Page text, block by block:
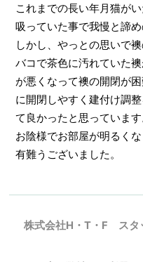
これまでの長い年月猫が
吸っていた事で我慢と諦め
しかし、やっとの思いで
バコで茶色に汚れていた
が悪くなって襖の開閉が
に開閉しやすく建付け調
て良かったと思っています
お陰様でお部屋が明るくな
有難うございました。
株式会社H・T・F スタ